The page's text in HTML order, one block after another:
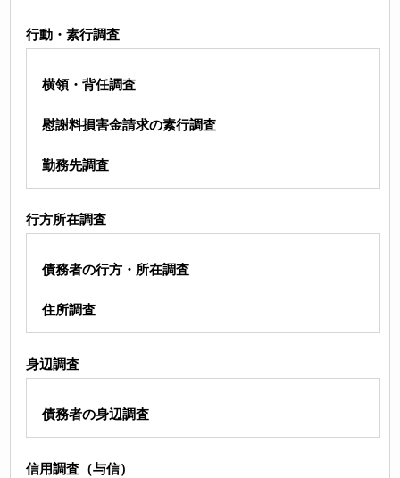
行動・素行調査
横領・背任調査
慰謝料損害金請求の素行調査
勤務先調査
行方所在調査
債務者の行方・所在調査
住所調査
身辺調査
債務者の身辺調査
信用調査（与信）